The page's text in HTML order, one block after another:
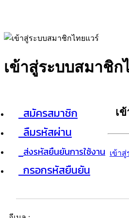
เข้าสู่ระบบสมาชิก
สมัครสมาชิก
ลืมรหัสผ่าน
ส่งรหัสยืนยันการใช้งาน
กรอกรหัสยืนยัน
เ
เข้าสู่